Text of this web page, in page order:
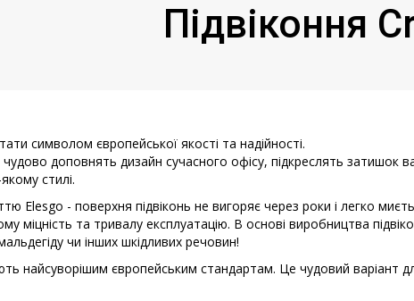
Підвіконня
символом європейської якості та надійності.
чудово доповнять дизайн сучасного офісу, підкреслять
стилі.
Elesgo - поверхня підвіконь не вигоряє через роки і легко
міцність та тривалу експлуатацію. В основі виробництва
чи інших шкідливих речовин!
найсуворішим європейським стандартам. Це чудовий варіант